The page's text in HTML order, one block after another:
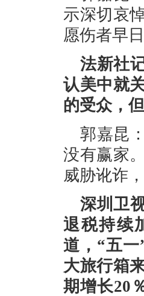
示深切哀
愿伤者早日
法新社
认美中就
的受众，
郭嘉昆
没有赢家
威胁讹诈
深圳卫
退税持续
道，“五
大旅行箱
期增长20